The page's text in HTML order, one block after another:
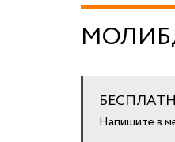
Напишите в